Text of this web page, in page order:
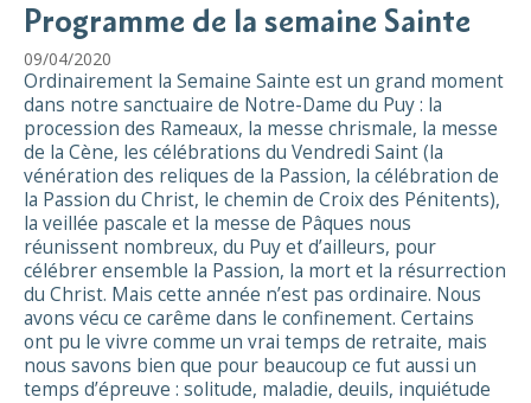
Programme de la semaine Sainte
09/04/2020
Ordinairement la Semaine Sainte est un grand moment
dans notre sanctuaire de Notre-Dame du Puy : la
procession des Rameaux, la messe chrismale, la messe
de la Cène, les célébrations du Vendredi Saint (la
vénération des reliques de la Passion, la célébration de
la Passion du Christ, le chemin de Croix des Pénitents),
la veillée pascale et la messe de Pâques nous
réunissent nombreux, du Puy et d’ailleurs, pour
célébrer ensemble la Passion, la mort et la résurrection
du Christ. Mais cette année n’est pas ordinaire. Nous
avons vécu ce carême dans le confinement. Certains
ont pu le vivre comme un vrai temps de retraite, mais
nous savons bien que pour beaucoup ce fut aussi un
temps d’épreuve : solitude, maladie, deuils, inquiétude